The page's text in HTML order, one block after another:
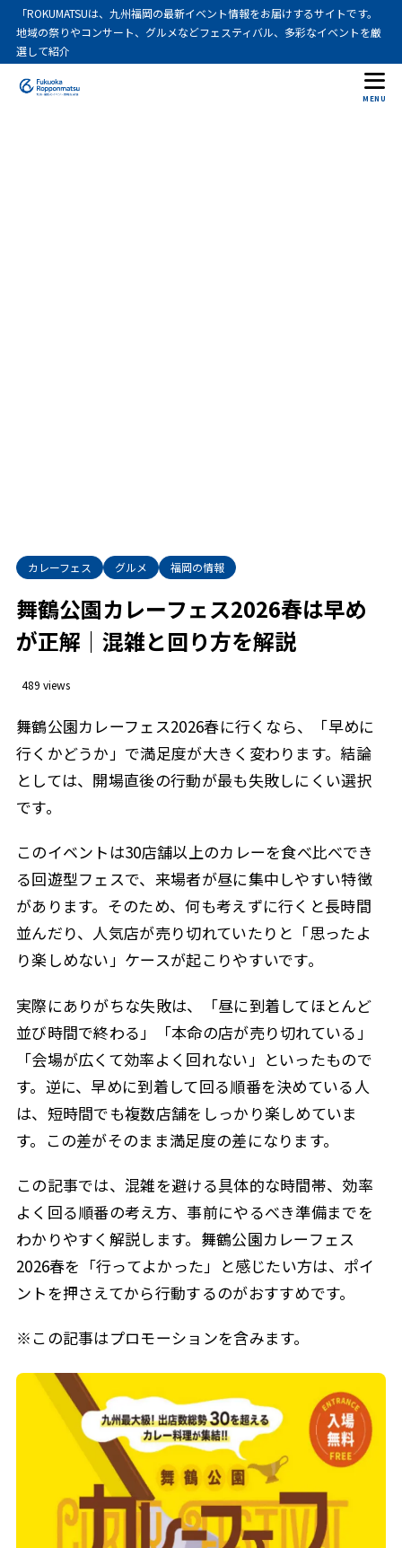
「ROKUMATSUは、九州福岡の最新イベント情報をお届けするサイトです。
地域の祭りやコンサート、グルメなどフェスティバル、多彩なイベントを厳
選して紹介
MENU
カレーフェス グルメ 福岡の情報
舞鶴公園カレーフェス2026春は早め
が正解｜混雑と回り方を解説
489 views
舞鶴公園カレーフェス2026春に行くなら、「早めに
行くかどうか」で満足度が大きく変わります。結論
としては、開場直後の行動が最も失敗しにくい選択
です。
このイベントは30店舗以上のカレーを食べ比べでき
る回遊型フェスで、来場者が昼に集中しやすい特徴
があります。そのため、何も考えずに行くと長時間
並んだり、人気店が売り切れていたりと「思ったよ
り楽しめない」ケースが起こりやすいです。
実際にありがちな失敗は、「昼に到着してほとんど
並び時間で終わる」「本命の店が売り切れている」
「会場が広くて効率よく回れない」といったもので
す。逆に、早めに到着して回る順番を決めている人
は、短時間でも複数店舗をしっかり楽しめていま
す。この差がそのまま満足度の差になります。
この記事では、混雑を避ける具体的な時間帯、効率
よく回る順番の考え方、事前にやるべき準備までを
わかりやすく解説します。舞鶴公園カレーフェス
2026春を「行ってよかった」と感じたい方は、ポイ
ントを押さえてから行動するのがおすすめです。
※この記事はプロモーションを含みます。